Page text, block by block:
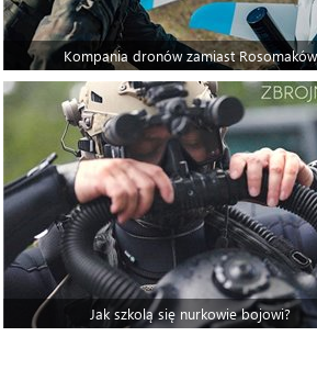
Kompania dronów zamiast Rosomaków
Jak szkolą się nurkowie bojowi?